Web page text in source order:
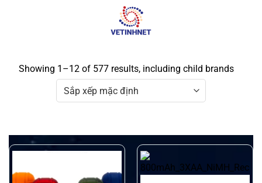
Showing 1–12 of 577 results, including child brands